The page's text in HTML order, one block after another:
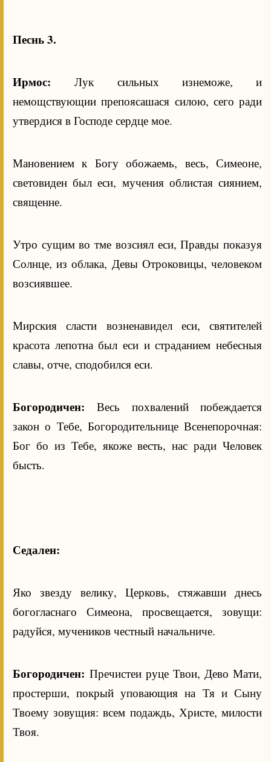
Песнь 3.
Ирмос:Лук сильных изнеможе, и
немощствующии препоясашася силою, сего ради
утвердися в Господе сердце мое.
Мановением к Богу обожаемь, весь, Симеоне,
световиден был еси, мучения облистая сиянием,
священне.
Утро сущим во тме возсиял еси, Правды показуя
Солнце, из облака, Девы Отроковицы, человеком
возсиявшее.
Мирския сласти возненавидел еси, святителей
красота лепотна был еси и страданием небесныя
славы, отче, сподобился еси.
Богородичен:Весь похвалений побеждается
закон о Тебе, Богородительнице Всенепорочная:
Бог бо из Тебе, якоже весть, нас ради Человек
бысть.
Седален:
Яко звезду велику, Церковь, стяжавши днесь
богогласнаго Симеона, просвещается, зовущи:
радуйся, мучеников честный начальниче.
Богородичен: Пречистеи руце Твои, Дево Мати,
простерши, покрый уповающия на Тя и Сыну
Твоему зовущия: всем подаждь, Христе, милости
Твоя.